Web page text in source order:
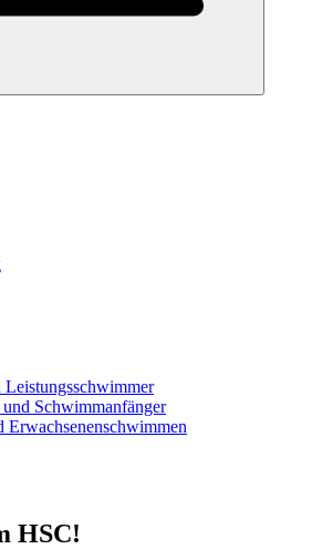
Schwimmanfänger
Erwachsenenschwimmen
HSC!